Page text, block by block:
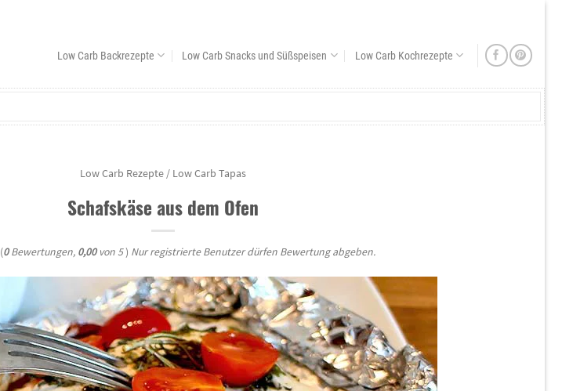
Low Carb Backrezepte Low Carb Snacks und Süßspeisen Low Carb Kochrezepte
Low Carb Rezepte / Low Carb Tapas
Schafskäse aus dem Ofen
(0Bewertungen, 0,00von 5) Nur registrierte Benutzer dürfen Bewertung abgeben.